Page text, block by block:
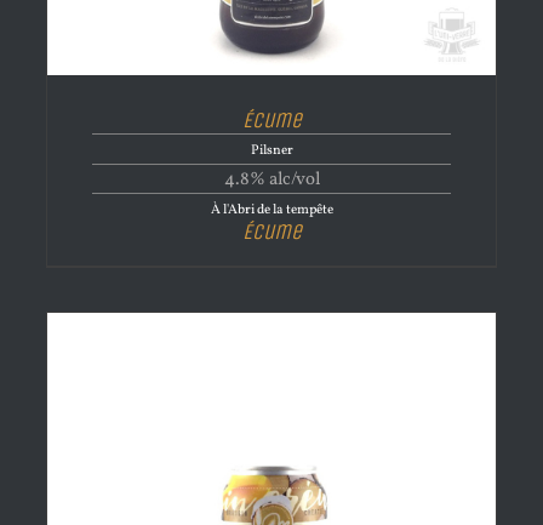
Écume
Pilsner
4.8% alc/vol
À l'Abri de la tempête
Écume